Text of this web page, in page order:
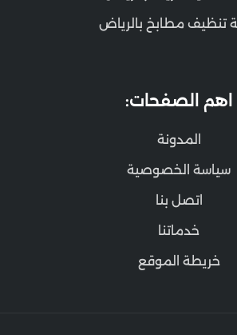
تنظيف مطابخ بالرياض
اهم الصفحات:
المدونة
سياسة الخصوصية
اتصل بنا
خدماتنا
خريطة الموقع